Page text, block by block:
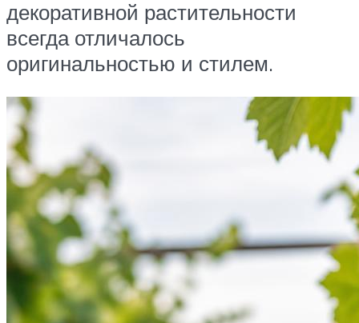
декоративной растительности
всегда отличалось
оригинальностью и стилем.